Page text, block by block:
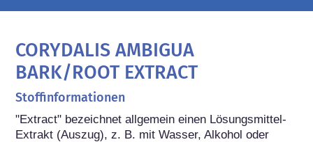
CORYDALIS AMBIGUA
BARK/ROOT EXTRACT
Stoffinformationen
"Extract" bezeichnet allgemein einen Lösungsmittel-
Extrakt (Auszug), z. B. mit Wasser, Alkohol oder